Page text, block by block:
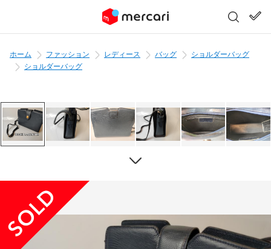
ホーム ファッション レディース バッグ
ショルダーバッグ
ショルダーバッグ